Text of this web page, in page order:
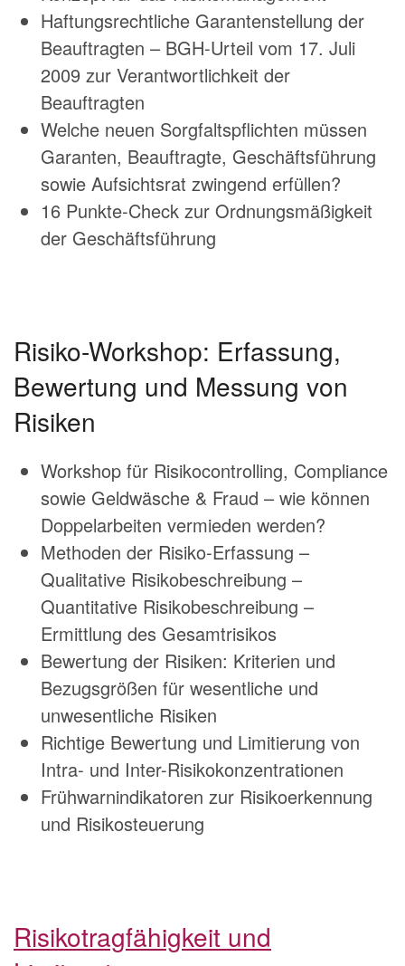
Haftungsrechtliche Garantenstellung der
Beauftragten – BGH-Urteil vom 17. Juli
2009 zur Verantwortlichkeit der
Beauftragten
Welche neuen Sorgfaltspflichten müssen
Garanten, Beauftragte, Geschäftsführung
sowie Aufsichtsrat zwingend erfüllen?
16 Punkte-Check zur Ordnungsmäßigkeit
der Geschäftsführung
Risiko-Workshop: Erfassung,
Bewertung und Messung von
Risiken
Workshop für Risikocontrolling, Compliance
sowie Geldwäsche & Fraud – wie können
Doppelarbeiten vermieden werden?
Methoden der Risiko-Erfassung –
Qualitative Risikobeschreibung –
Quantitative Risikobeschreibung –
Ermittlung des Gesamtrisikos
Bewertung der Risiken: Kriterien und
Bezugsgrößen für wesentliche und
unwesentliche Risiken
Richtige Bewertung und Limitierung von
Intra- und Inter-Risikokonzentrationen
Frühwarnindikatoren zur Risikoerkennung
und Risikosteuerung
Risikotragfähigkeit und